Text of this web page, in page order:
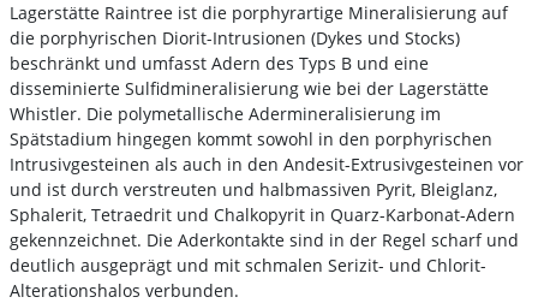
Lagerstätte Raintree ist die porphyrartige Mineralisierung auf
die porphyrischen Diorit-Intrusionen (Dykes und Stocks)
beschränkt und umfasst Adern des Typs B und eine
disseminierte Sulfidmineralisierung wie bei der Lagerstätte
Whistler. Die polymetallische Adermineralisierung im
Spätstadium hingegen kommt sowohl in den porphyrischen
Intrusivgesteinen als auch in den Andesit-Extrusivgesteinen vor
und ist durch verstreuten und halbmassiven Pyrit, Bleiglanz,
Sphalerit, Tetraedrit und Chalkopyrit in Quarz-Karbonat-Adern
gekennzeichnet. Die Aderkontakte sind in der Regel scharf und
deutlich ausgeprägt und mit schmalen Serizit- und Chlorit-
Alterationshalos verbunden.